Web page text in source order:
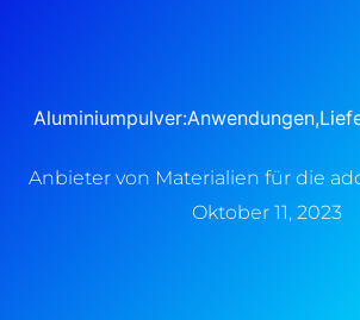
Anbieter von Materialien für die
Oktober 11, 2023